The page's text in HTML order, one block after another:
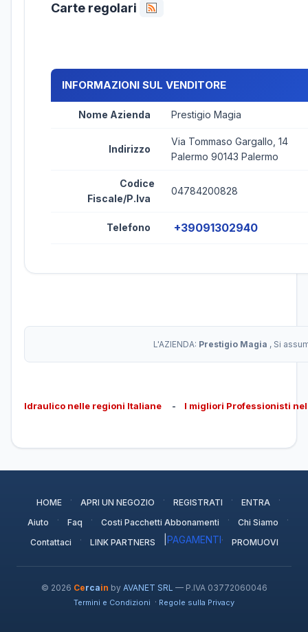
Carte regolari
INFORMAZIONI SUL VENDITORE
Nome Azienda Prestigio Magia
Indirizzo
Via Tommaso Gargallo, 14
Palermo 90143 Palermo
Codice
Fiscale/P.Iva
04784200828
Telefono +39091302940
L'AZIENDA: Prestigio Magia , Si
Idraulico nelle regioni Italiane - I migliori Professionisti
HOME · APRI UN NEGOZIO · REGISTRATI · ENTRA ·
Aiuto · Faq · Costi Pacchetti Abbonamenti · Chi Siamo ·
Contattaci · LINK PARTNERS PAGAMENTI· PROMUOVI
© 2026 Cercain by AVANET SRL — P.IVA 03772060046
Termini e Condizioni · Regole sulla Privacy